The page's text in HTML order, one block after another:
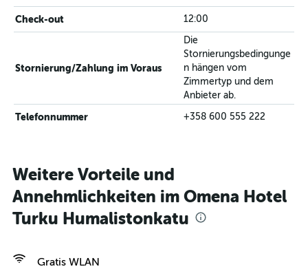
Check-out 12:00
Stornierung/Zahlung im Voraus
Die
Stornierungsbedingunge
n hängen vom
Zimmertyp und dem
Anbieter ab.
Telefonnummer +358 600 555 222
Weitere Vorteile und
Annehmlichkeiten im Omena Hotel
Turku Humalistonkatu
Gratis WLAN